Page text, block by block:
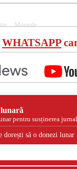
Monede
WHATSAPP
pentru susținerea
dorești să o donezi lunar